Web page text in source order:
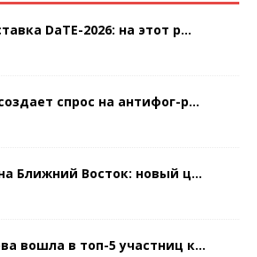
DaTE-2026: на этот р...
спрос на антифог-р...
Ближний Восток: новый ц...
вошла в топ-5 участниц к...